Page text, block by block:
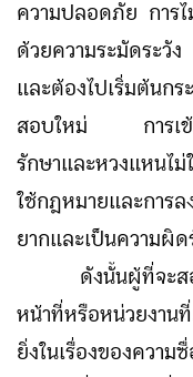
ความปลอดภัย การ
ด้วยความระมัดระ
และต้องไปเริ่มต้นกร
สอบใหม่ การเข้มง
รักษาและหวงแหนไ
ใช้กฎหมายและการล
ยากและเป็นความผิด
ดังนั้นผู้ที่จะ
หน้าที่หรือหน่วยงาน
ยิ่งในเรื่องของความ